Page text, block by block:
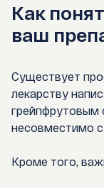
Как
ваш
Существует
лекарству
грейпфрутовым
несовместимо
Кроме того,